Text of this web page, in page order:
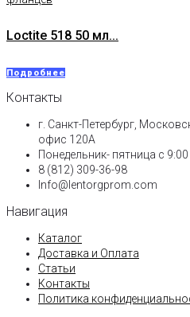
Loctite 518 50 мл...
Подробнее
Контакты
г. Санкт-Петербург,
офис 120А
Понедельник- пятница с
8 (812) 309-36-98
Info@lentorgprom.com
Навигация
Каталог
Доставка и Оплата
Статьи
Контакты
Политика